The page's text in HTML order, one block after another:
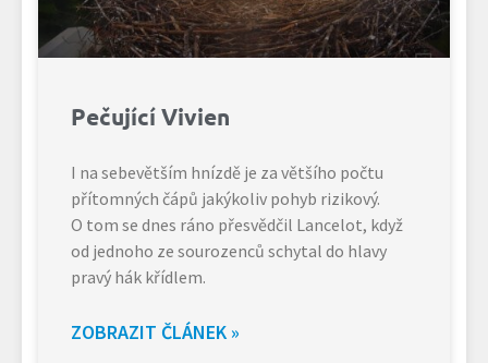
Pečující Vivien
I na sebevětším hnízdě je za většího počtu
přítomných čápů jakýkoliv pohyb rizikový.
O tom se dnes ráno přesvědčil Lancelot, když
od jednoho ze sourozenců schytal do hlavy
pravý hák křídlem.
ZOBRAZIT ČLÁNEK »